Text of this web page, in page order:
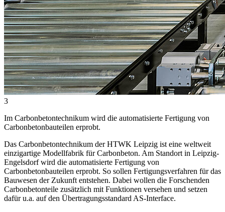
3
Im Carbonbetontechnikum wird die automatisierte Fertigung von
Carbonbetonbauteilen erprobt.
Das Carbonbetontechnikum der HTWK Leipzig ist eine weltweit
einzigartige Modellfabrik für Carbonbeton. Am Standort in Leipzig-
Engelsdorf wird die automatisierte Fertigung von
Carbonbetonbauteilen erprobt. So sollen Fertigungsverfahren für das
Bauwesen der Zukunft entstehen. Dabei wollen die Forschenden
Carbonbetonteile zusätzlich mit Funktionen versehen und setzen
dafür u.a. auf den Übertragungsstandard AS-Interface.